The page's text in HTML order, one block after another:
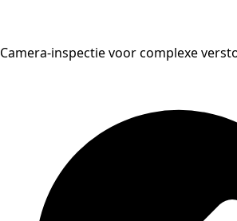
Camera-inspectie voor complexe